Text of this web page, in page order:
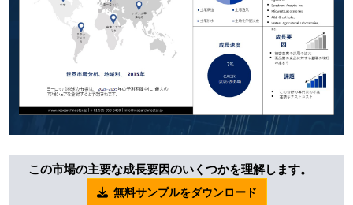
この市場の主要な成長要因のいくつかを理解します。
無料サンプルをダウンロード